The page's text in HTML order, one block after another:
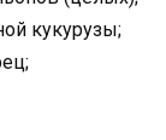
кукурузы;